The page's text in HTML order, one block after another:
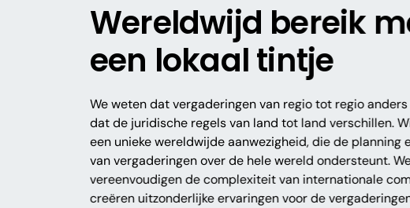
Wereldwijd bereik
een lokaal tintje
We weten dat vergaderingen van regio tot regio
dat de juridische regels van land tot land verschillen.
een unieke wereldwijde aanwezigheid, die de planning
van vergaderingen over de hele wereld ondersteunt.
vereenvoudigen de complexiteit van internationale
creëren uitzonderlijke ervaringen voor de